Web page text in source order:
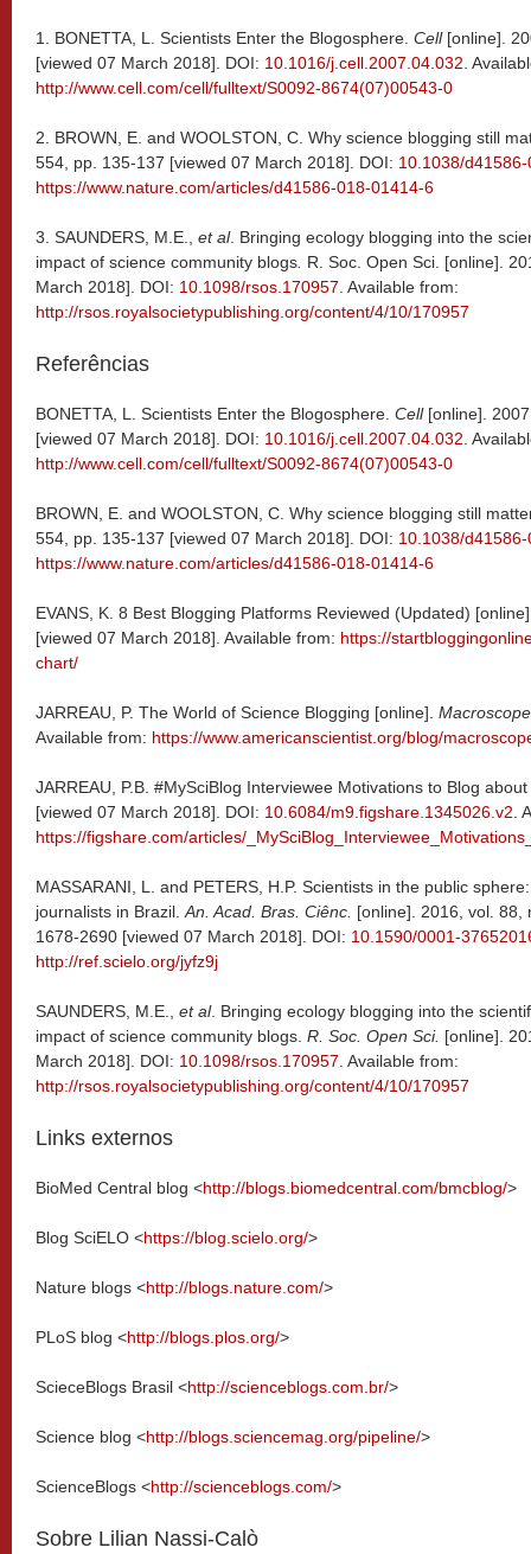
1. BONETTA, L. Scientists Enter the Blogosphere. Cell[online].
[viewed 07 March 2018]. DOI: 10.1016/j.cell.2007.04.032 .
http://www.cell.com/cell/fulltext/S0092-8674(07)00543-0
2. BROWN, E. and WOOLSTON, C. Why science blogging still
554, pp. 135-137 [viewed 07 March 2018]. DOI: 10.1038/
https://www.nature.com/articles/d41586-018-01414-6
3. SAUNDERS, M.E., et al. Bringing ecology blogging into the
impact of science community blogs R. Soc. Open Sci. [online].
March 2018]. DOI: 10.1098/rsos.170957 . Available from:
http://rsos.royalsocietypublishing.org/content/4/10/170957
Referências
BONETTA, L. Scientists Enter the Blogosphere. Cell[online].
[viewed 07 March 2018]. DOI: 10.1016/j.cell.2007.04.032 .
http://www.cell.com/cell/fulltext/S0092-8674(07)00543-0
BROWN, E. and WOOLSTON, C. Why science blogging still
554, pp. 135-137 [viewed 07 March 2018]. DOI: 10.1038/
https://www.nature.com/articles/d41586-018-01414-6
EVANS, K. 8 Best Blogging Platforms Reviewed (Updated)
[viewed 07 March 2018]. Available from: https://
chart/
JARREAU, P. The World of Science Blogging [online]. Macroscope
Available from: https://www.americanscientist.org/blog/
JARREAU, P.B. #MySciBlog Interviewee Motivations to Blog
[viewed 07 March 2018]. DOI: 10.6084/m9.figshare.1345026.v2 .
https://figshare.com/articles/
MASSARANI, L. and PETERS, H.P. Scientists in the public
journalists in Brazil. An. Acad. Bras. Ciênc. [online]. 2016, vol. 88,
1678-2690 [viewed 07 March 2018]. DOI: 10.1590/0001-
http://ref.scielo.org/jyfz9j
SAUNDERS, M.E., et al. Bringing ecology blogging into the
impact of science community blogs. R. Soc. Open Sci. [online].
March 2018]. DOI: 10.1098/rsos.170957 . Available from:
http://rsos.royalsocietypublishing.org/content/4/10/170957
Links externos
BioMed Central blog <http://blogs.biomedcentral.com/bmcblog/>
Blog SciELO <https://blog.scielo.org/>
Nature blogs <http://blogs.nature.com/>
PLoS blog <http://blogs.plos.org/>
ScieceBlogs Brasil <http://scienceblogs.com.br/>
Science blog <http://blogs.sciencemag.org/pipeline/>
ScienceBlogs <http://scienceblogs.com/>
Sobre Lilian Nassi-Calò